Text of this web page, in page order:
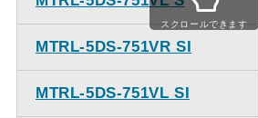
ください。
MTRL-5DS-751VR SI
MTRL-5DS-751VL SI
スクロールできます